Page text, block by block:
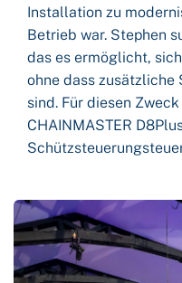
Installation zu
Betrieb war. Stephen
das es ermöglicht,
ohne dass
sind. Für diesen
CHAINMASTER